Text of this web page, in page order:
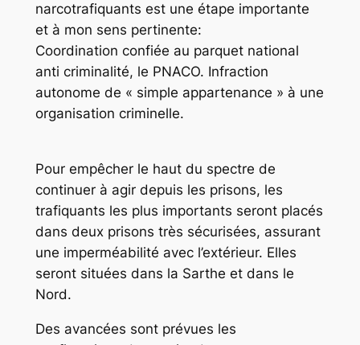
narcotrafiquants est une étape importante
et à mon sens pertinente:
Coordination confiée au parquet national
anti criminalité, le PNACO. Infraction
autonome de « simple appartenance » à une
organisation criminelle.
Pour empêcher le haut du spectre de
continuer à agir depuis les prisons, les
trafiquants les plus importants seront placés
dans deux prisons très sécurisées, assurant
une imperméabilité avec l’extérieur. Elles
seront situées dans la Sarthe et dans le
Nord.
Des avancées sont prévues les